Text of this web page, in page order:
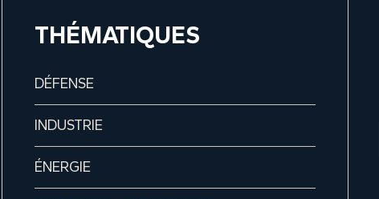
THÉMATIQUES
DÉFENSE
INDUSTRIE
ÉNERGIE